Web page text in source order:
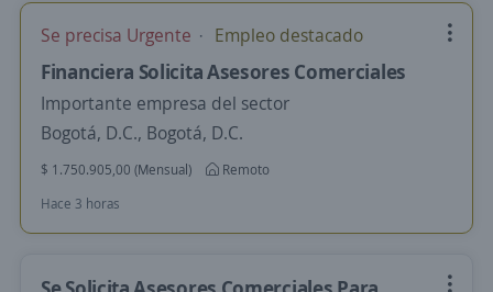
Se precisa Urgente Empleo destacado
Financiera Solicita Asesores Comerciales
Importante empresa del sector
Bogotá, D.C., Bogotá, D.C.
$ 1.750.905,00 (Mensual)
Remoto
Hace 3 horas